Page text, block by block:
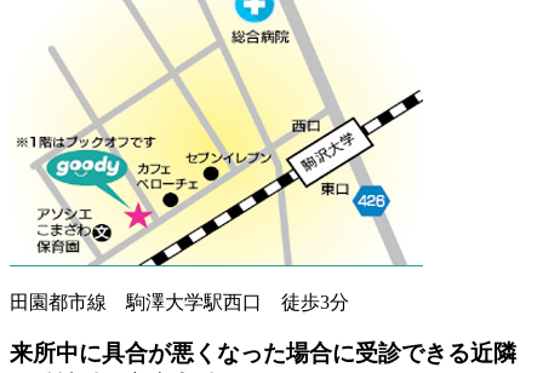
田園都市線 駒澤大学駅西口 徒歩3分
来所中に具合が悪くなった場合に受診できる近隣